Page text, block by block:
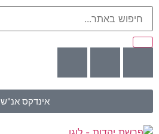
אינדקס אנ"ש